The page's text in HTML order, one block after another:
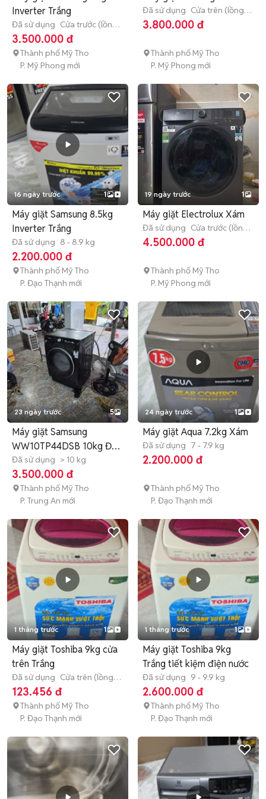
Inverter Trắng
Đã sử dụng Cửa trước (lồng
ngang) 9 - 9.9 kg
3.500.000 đ
Thành phố Mỹ Tho
P. Mỹ Phong mới
Đã sử dụng Cửa trên (lồng
đứng) > 10 kg
3.800.000 đ
Thành phố Mỹ Tho
P. Mỹ Phong mới
16 ngày trước 1
Máy giặt Samsung 8.5kg
Inverter Trắng
Đã sử dụng 8 - 8.9 kg
2.200.000 đ
Thành phố Mỹ Tho
P. Đạo Thạnh mới
19 ngày trước 1
Máy giặt Electrolux Xám
Đã sử dụng Cửa trước (lồng
ngang) 9 - 9.9 kg
4.500.000 đ
Thành phố Mỹ Tho
P. Mỹ Phong mới
23 ngày trước 5
Máy giặt Samsung
WW10TP44DSB 10kg Đen
Inverter
Đã sử dụng > 10 kg
3.500.000 đ
Thành phố Mỹ Tho
P. Trung An mới
24 ngày trước 1
Máy giặt Aqua 7.2kg Xám
Đã sử dụng 7 - 7.9 kg
2.200.000 đ
Thành phố Mỹ Tho
P. Đạo Thạnh mới
1 tháng trước 1
Máy giặt Toshiba 9kg cửa
trên Trắng
Đã sử dụng Cửa trên (lồng
đứng) 9 - 9.9 kg
123.456 đ
Thành phố Mỹ Tho
P. Đạo Thạnh mới
1 tháng trước 1
Máy giặt Toshiba 9kg
Trắng tiết kiệm điện nước
Đã sử dụng 9 - 9.9 kg
2.600.000 đ
Thành phố Mỹ Tho
P. Đạo Thạnh mới